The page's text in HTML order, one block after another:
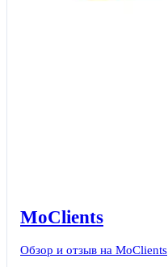
MoClients
Обзор и отзыв на MoClients